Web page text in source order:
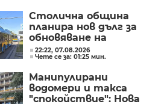
Столична община
планира нов дълг за
обновяване на
транспорта
22:22, 07.08.2026
Чете се за: 01:25 мин.
Манипулирани
водомери и такса
"спокойствие": Нова